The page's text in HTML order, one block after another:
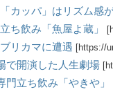
カッパ」はリズム感
ち飲み「魚屋よ蔵」
リカマに遭遇 [https://
で開演した人生劇場
立ち飲み「やきや」